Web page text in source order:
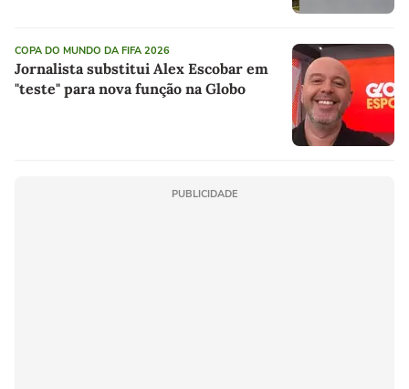
COPA DO MUNDO DA FIFA 2026
Jornalista substitui Alex Escobar em
"teste" para nova função na Globo
PUBLICIDADE